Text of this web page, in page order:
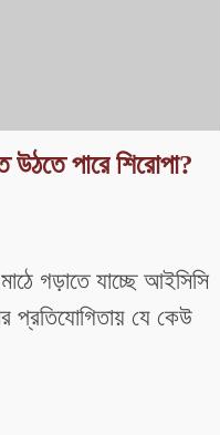
উঠতে পারে শিরোপা?
গড়াতে যাচ্ছে আইসিসি
প্রতিযোগিতায় যে কেউ